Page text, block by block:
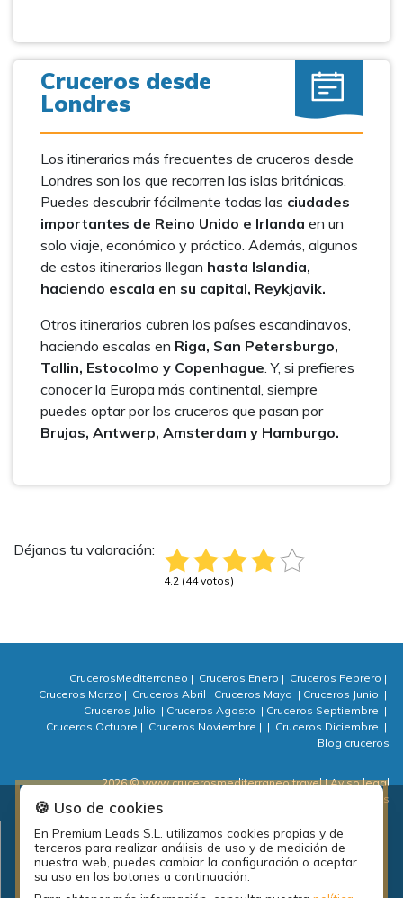
Cruceros desde
Londres
Los itinerarios más frecuentes de cruceros desde
Londres son los que recorren las islas británicas.
Puedes descubrir fácilmente todas las ciudades
importantes de Reino Unido e Irlanda en un
solo viaje, económico y práctico. Además, algunos
de estos itinerarios llegan hasta Islandia,
haciendo escala en su capital, Reykjavik.
Otros itinerarios cubren los países escandinavos,
haciendo escalas en Riga, San Petersburgo,
Tallin, Estocolmo y Copenhague. Y, si prefieres
conocer la Europa más continental, siempre
puedes optar por los cruceros que pasan por
Brujas, Antwerp, Amsterdam y Hamburgo.
Déjanos tu valoración:
4.2 (44 votos)
CrucerosMediterraneo | Cruceros Enero | Cruceros Febrero |
Cruceros Marzo | Cruceros Abril | Cruceros Mayo | Cruceros Junio |
Cruceros Julio | Cruceros Agosto | Cruceros Septiembre |
Cruceros Octubre | Cruceros Noviembre | | Cruceros Diciembre |
Blog cruceros
2026 © www.crucerosmediterraneo.travel | Aviso legal
| Política de privacidad
| ⚙ Cookies
Plan de empleo local de la diputación de A Coruña: PEL Emprende
actividades 2018.
🍪 Uso de cookies
En Premium Leads S.L. utilizamos cookies propias y de
terceros para realizar análisis de uso y de medición de
nuestra web, puedes cambiar la configuración o aceptar
su uso en los botones a continuación.